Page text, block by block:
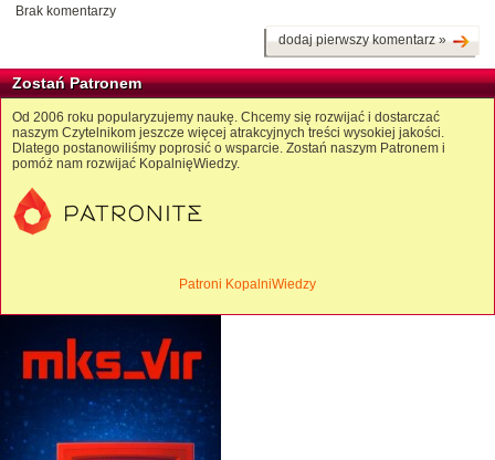
Brak komentarzy
dodaj pierwszy komentarz »
Zostań Patronem
Od 2006 roku popularyzujemy naukę. Chcemy się rozwijać i dostarczać
naszym Czytelnikom jeszcze więcej atrakcyjnych treści wysokiej jakości.
Dlatego postanowiliśmy poprosić o wsparcie. Zostań naszym Patronem i
pomóż nam rozwijać KopalnięWiedzy.
Patroni KopalniWiedzy